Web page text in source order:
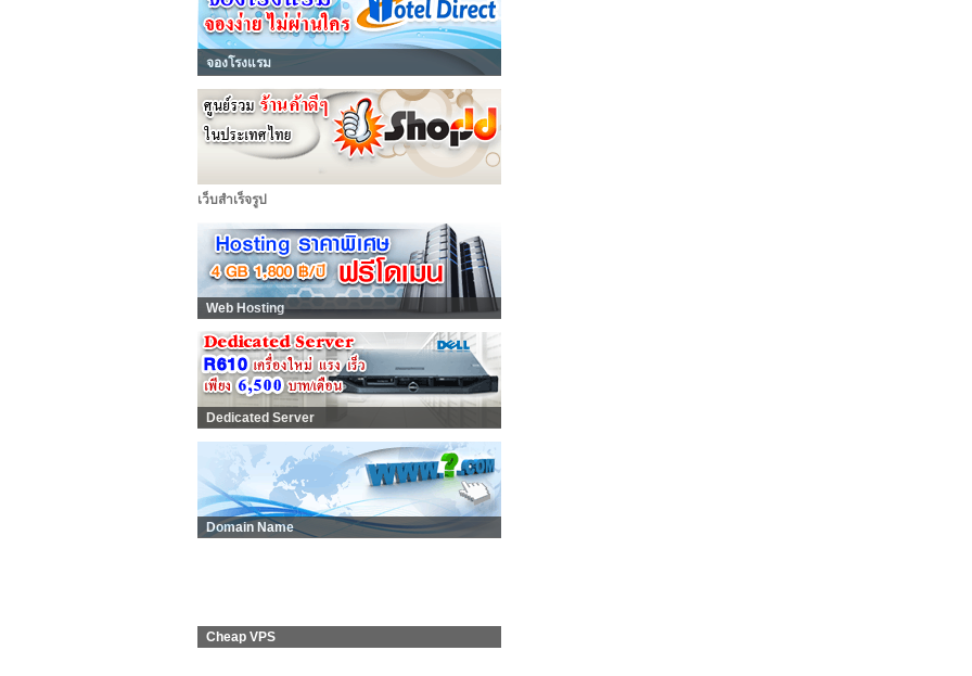
จองโรงแรม
เว็บสำเร็จรูป
Web Hosting
Dedicated Server
Domain Name
Cheap VPS